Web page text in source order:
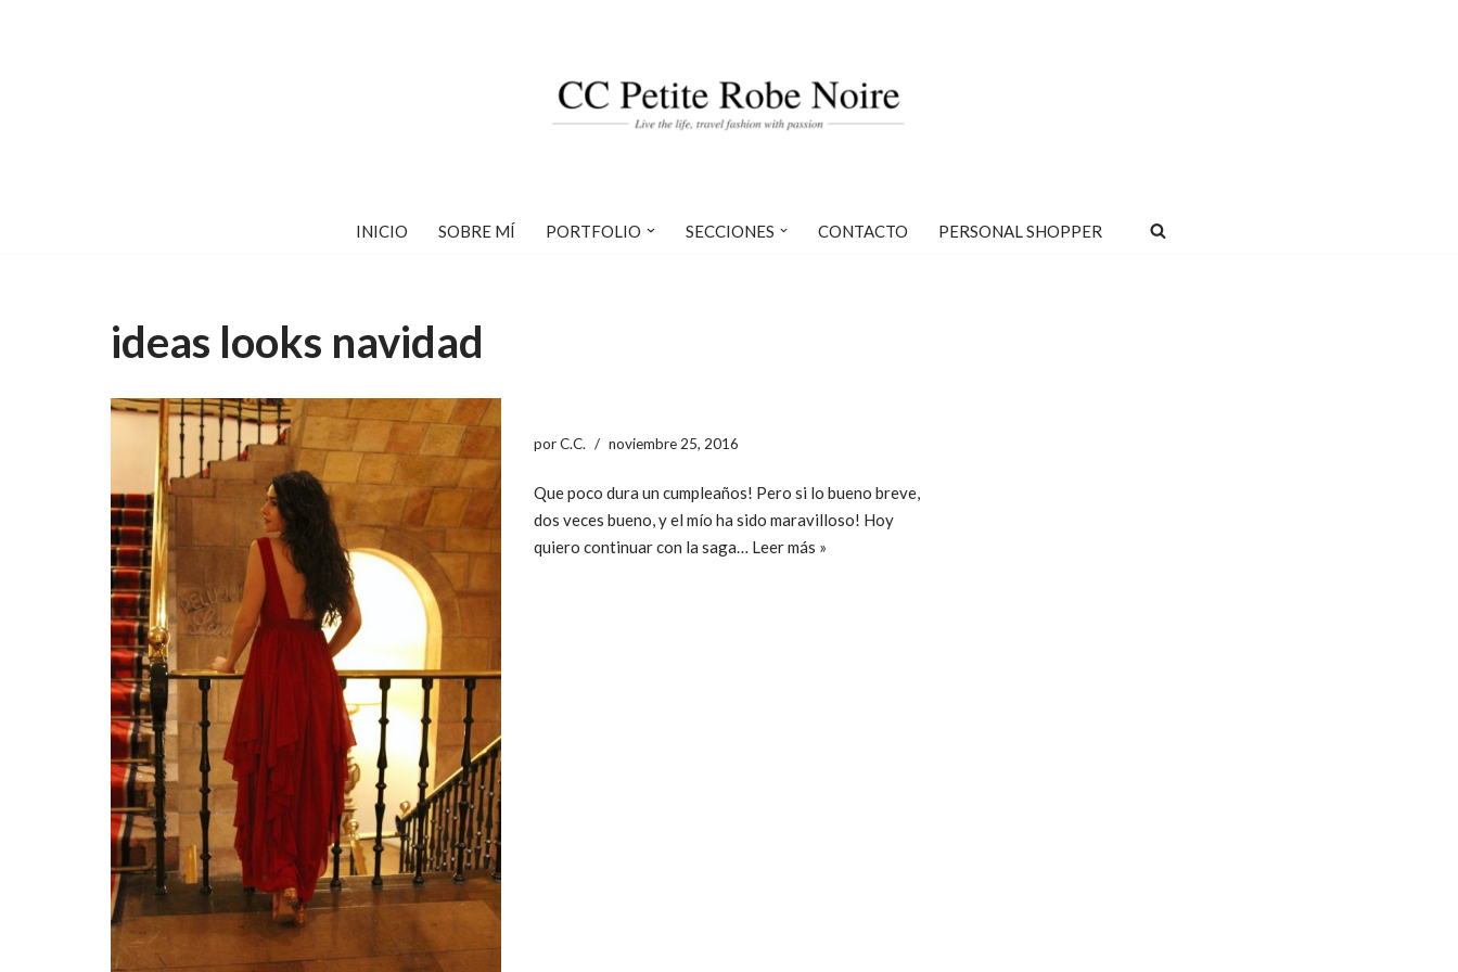
INICIO SOBRE MÍ PORTFOLIO SECCIONES CONTACTO PERSONAL SHOPPER
ideas looks navidad
porC.C. noviembre 25, 2016
Que poco dura un cumpleaños! Pero si lo bueno breve,
dos veces bueno, y el mío ha sido maravilloso! Hoy
quiero continuar con la saga… Leer más »